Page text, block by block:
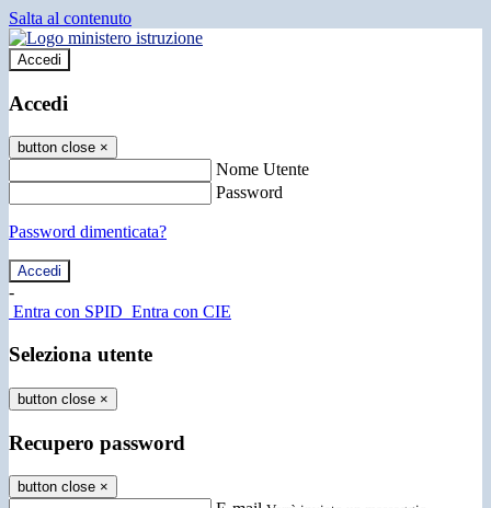
Salta al contenuto
Accedi
Accedi
button close ×
Nome Utente
Password
Password dimenticata?
-
Entra con SPID Entra con CIE
Seleziona utente
button close ×
Recupero password
button close ×